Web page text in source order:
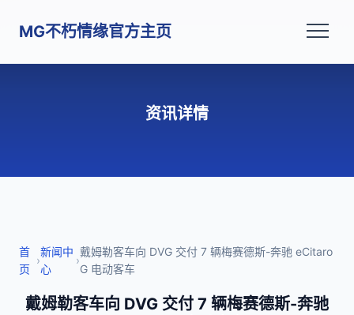
MG不朽情缘官方主页
资讯详情
首
页
›
新闻中
心
›
戴姆勒客车向 DVG 交付 7 辆梅赛德斯-奔驰 eCitaro
G 电动客车
戴姆勒客车向 DVG 交付 7 辆梅赛德斯-奔驰